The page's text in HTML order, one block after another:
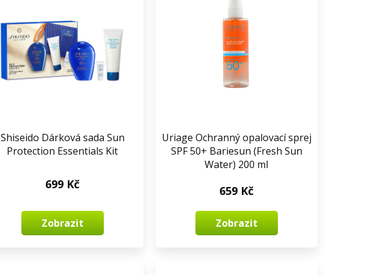
Shiseido Dárková sada Sun
Protection Essentials Kit
699 Kč
Zobrazit
Uriage Ochranný opalovací sprej
SPF 50+ Bariesun (Fresh Sun
Water) 200 ml
659 Kč
Zobrazit